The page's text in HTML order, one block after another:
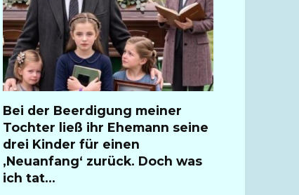
Bei der Beerdigung meiner
Tochter ließ ihr Ehemann seine
drei Kinder für einen
‚Neuanfang‘ zurück. Doch was
ich tat…